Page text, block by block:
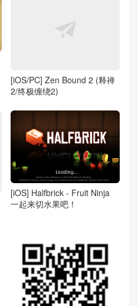
[iOS/PC] Zen Bound 2 (释禅
2/终极缠绕2)
[iOS] Halfbrick - Fruit Ninja
一起来切水果吧！